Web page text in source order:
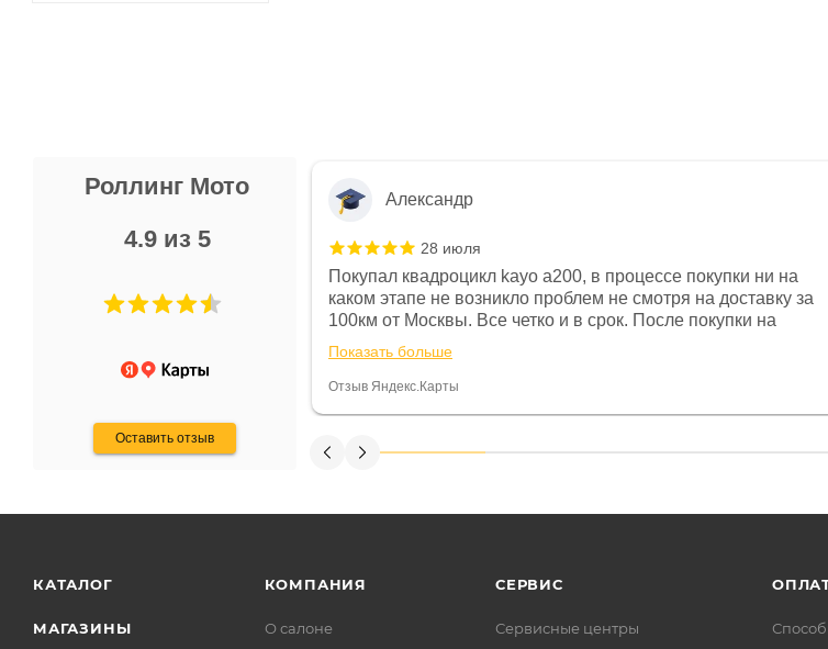
Роллинг Мото
4.9 из 5
Оставить отзыв
Не понравились условия
и дают только на год)
Александр
28 июля
Покупал квадроцикл kayo a200, в процессе покупки ни на
каком этапе не возникло проблем не смотря на доставку за
100км от Москвы. Все четко и в срок. После покупки на
спидометре всегда был 0, при этом представители магазина
постоянно были на связи и в итоге проблема была решена.
Считаю, что это говорит о небезразличии к клиенту после
Показать больше
Отзыв Яндекс.Карты
КАТАЛОГ
МАГАЗИНЫ
КОМПАНИЯ
О салоне
СЕРВИС
Сервисные центры